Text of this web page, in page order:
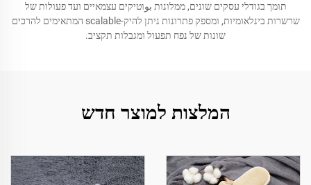
תומך בגודלי עסקים שונים, ממלונות بوוטיקים עצמאיים ועד פעולות של
שרשרות בינלאומיות, ומספק פתרונות ניתן להיק-scalable המתאימים להרכים
שונות של נפח תפעול ומגבלות תקציב.
המלצות למוצר חדש